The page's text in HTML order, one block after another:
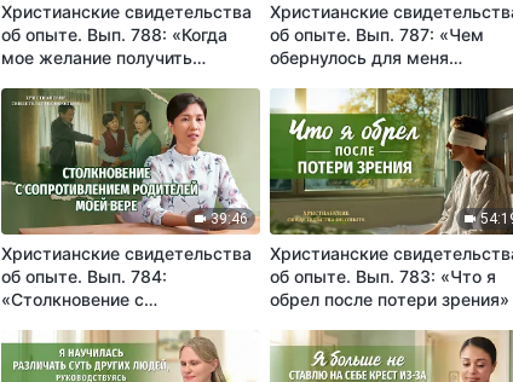
Христианские свидетельства
об опыте. Вып. 788: «Когда
мое желание получить
вдребезги»
Христианские
об опыте. Вып. 787: «Чем
обернулось для меня
браку?»
39:46
Христианские свидетельства
об опыте. Вып. 784:
«Столкновение с
моей вере»
Христианские
об опыте. Вып. 783: «Что я
обрел после потери зрения»